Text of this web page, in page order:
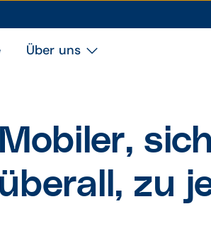
Über uns
Mobiler,
überall, zu